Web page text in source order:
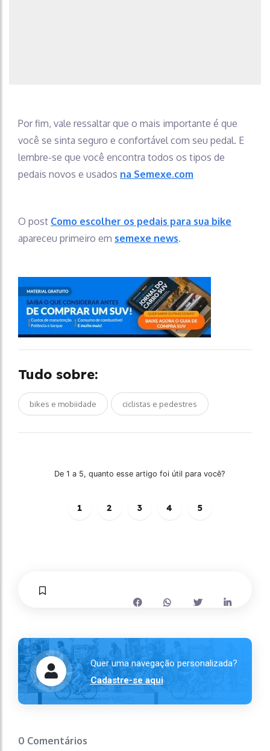
Por fim, vale ressaltar que o mais importante é que
você se sinta seguro e confortável com seu pedal. E
lembre-se que você encontra todos os tipos de
pedais novos e usados na Semexe.com
O post Como escolher os pedais para sua bike
apareceu primeiro em semexe news.
Tudo sobre:
bikes e mobiidade ciclistas e pedestres
De 1 a 5, quanto esse artigo foi útil para você?
1 2 3 4 5
Quer uma navegação personalizada?
Cadastre-se aqui
0 Comentários